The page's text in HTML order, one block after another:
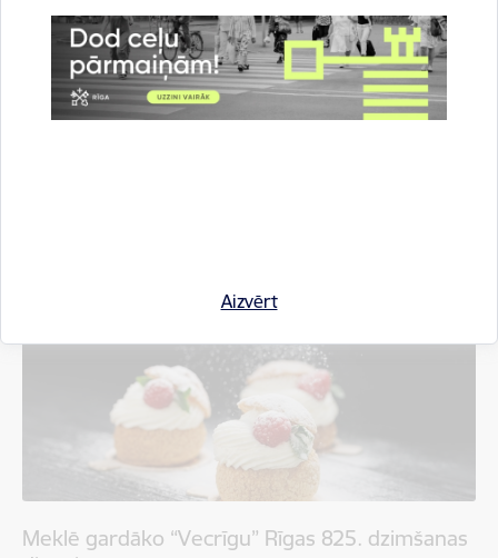
Aizvērt
Programma “Vecāki bērna labā” palīdzējusi
gandrīz 20 rīdzinieku ģimenēm risināt
domstarpības
Meklē gardāko “Vecrīgu” Rīgas 825. dzimšanas